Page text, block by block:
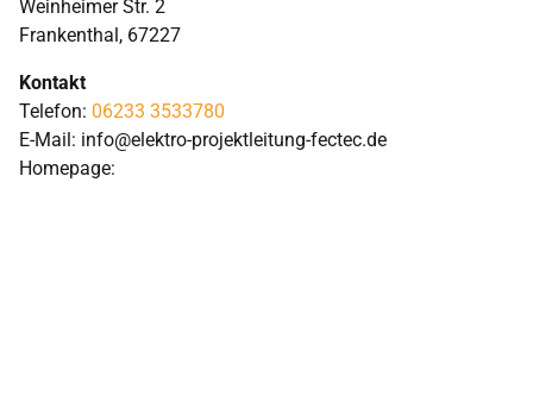
Weinheimer Str. 2
Frankenthal , 67227
Kontakt
Telefon: 06233 3533780
E-Mail: info@elektro-projektleitung-fectec.de
Homepage: